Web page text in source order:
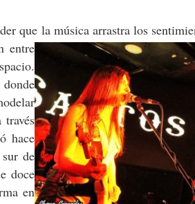
que la música arrastra los
entre
hace
de
doce
en